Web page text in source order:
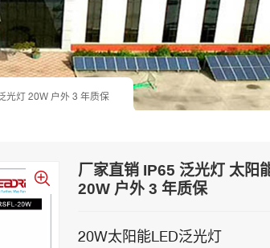
中文
光灯 20W 户外 3 年质保
厂家直销 IP65 泛光灯 太阳
20W 户外 3 年质保
20W太阳能LED泛光灯